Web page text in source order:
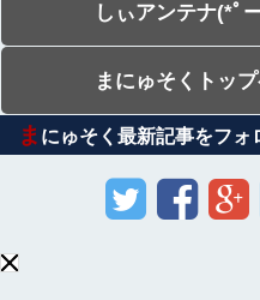
しぃアンテナ(*ﾟ
まにゅそくトッ
ま にゅそく最新記事をフォ